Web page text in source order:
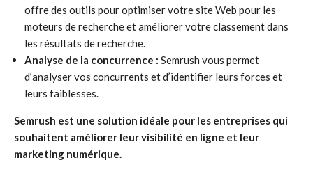
offre des outils pour optimiser votre site Web pour les
moteurs de recherche et améliorer votre classement dans
les résultats de recherche.
Analyse de la concurrence : Semrush vous permet
d’analyser vos concurrents et d’identifier leurs forces et
leurs faiblesses.
Semrush est une solution idéale pour les entreprises qui
souhaitent améliorer leur visibilité en ligne et leur
marketing numérique.